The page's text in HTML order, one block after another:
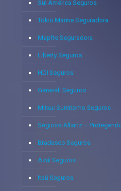
Sul América Seguros
Tokio Marine Seguradora
Mapfre Seguradora
Liberty Seguros
HDI Seguros
Generali Seguros
Mitsui Sumitomo Seguros
Seguros Allianz –
Bradesco Seguros
Azul Seguros
Itaú Seguros